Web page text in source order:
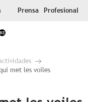
Prensa Profesional
met les voiles